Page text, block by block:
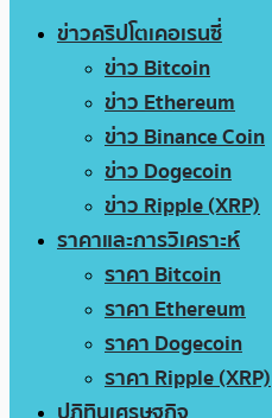
ข่าวคริปโตเคอเรนซี่
ข่าว Bitcoin
ข่าว Ethereum
ข่าว Binance Coin
ข่าว Dogecoin
ข่าว Ripple (XRP)
ราคาและการวิเคราะห์
ราคา Bitcoin
ราคา Ethereum
ราคา Dogecoin
ราคา Ripple (XRP)